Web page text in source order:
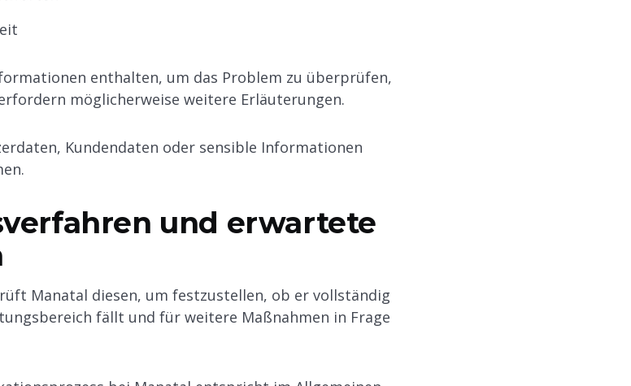
enthalten, um das Problem zu überprüfen,
möglicherweise weitere Erläuterungen.
Kundendaten oder sensible Informationen
und erwartete
Manatal diesen, um festzustellen, ob er vollständig
fällt und für weitere Maßnahmen in Frage